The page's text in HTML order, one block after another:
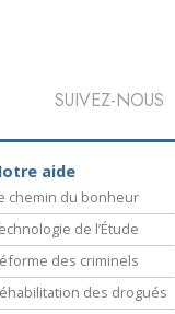
SUIVEZ-NOUS
aide
chemin du bonheur
de l’Étude
des criminels
des drogués